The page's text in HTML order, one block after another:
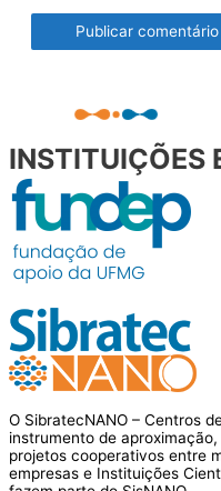
INSTITUIÇÕES
O SibratecNANO – Centros
instrumento de
projetos cooperativos entre
empresas e Instituições